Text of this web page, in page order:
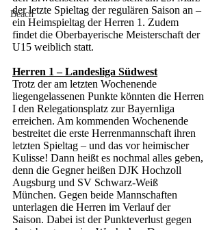
Beach
der letzte Spieltag der regulären Saison an –
ein Heimspieltag der Herren 1. Zudem
findet die Oberbayerische Meisterschaft der
U15 weiblich statt.
Herren 1 – Landesliga Südwest
Trotz der am letzten Wochenende
liegengelassenen Punkte könnten die Herren
I den Relegationsplatz zur Bayernliga
erreichen. Am kommenden Wochenende
bestreitet die erste Herrenmannschaft ihren
letzten Spieltag – und das vor heimischer
Kulisse! Dann heißt es nochmal alles geben,
denn die Gegner heißen DJK Hochzoll
Augsburg und SV Schwarz-Weiß
München. Gegen beide Mannschaften
unterlagen die Herren im Verlauf der
Saison. Dabei ist der Punkteverlust gegen